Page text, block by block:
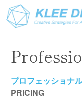
KLEE>WEBサイト
プロフェッショナ
PRICING